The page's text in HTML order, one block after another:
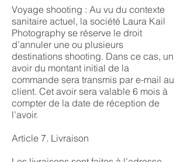
Voyage shooting : Au vu du contexte
sanitaire actuel, la société Laura Kail
Photography se réserve le droit
d’annuler une ou plusieurs
destinations shooting. Dans ce cas, un
avoir du montant initial de la
commande sera transmis par e-mail au
client. Cet avoir sera valable 6 mois à
compter de la date de réception de
l’avoir.
Article 7. Livraison